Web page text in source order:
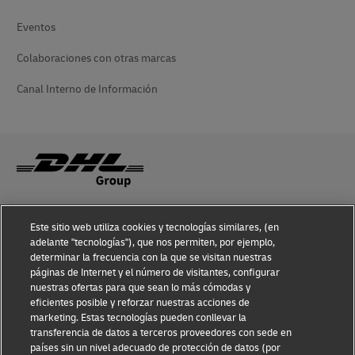
Eventos
Colaboraciones con otras marcas
Canal Interno de Información
Aviso legal
Condiciones de uso
Aviso de privacidad
Accesibilidad
Este sitio web utiliza cookies y tecnologías similares, (en
adelante "tecnologías"), que nos permiten, por ejemplo,
determinar la frecuencia con la que se visitan nuestras
páginas de Internet y el número de visitantes, configurar
nuestras ofertas para que sean lo más cómodas y
eficientes posible y reforzar nuestras acciones de
marketing. Estas tecnologías pueden conllevar la
transferencia de datos a terceros proveedores con sede en
países sin un nivel adecuado de protección de datos (por